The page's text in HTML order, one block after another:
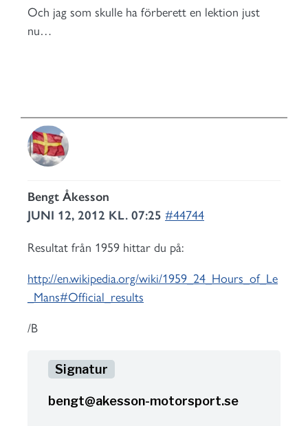
Och jag som skulle ha förberett en lektion just
nu…
Bengt Åkesson
JUNI 12, 2012 KL. 07:25 #44744
Resultat från 1959 hittar du på:
http://en.wikipedia.org/wiki/1959_24_Hours_of_Le
_Mans#Official_results
/B
bengt@akesson-motorsport.se